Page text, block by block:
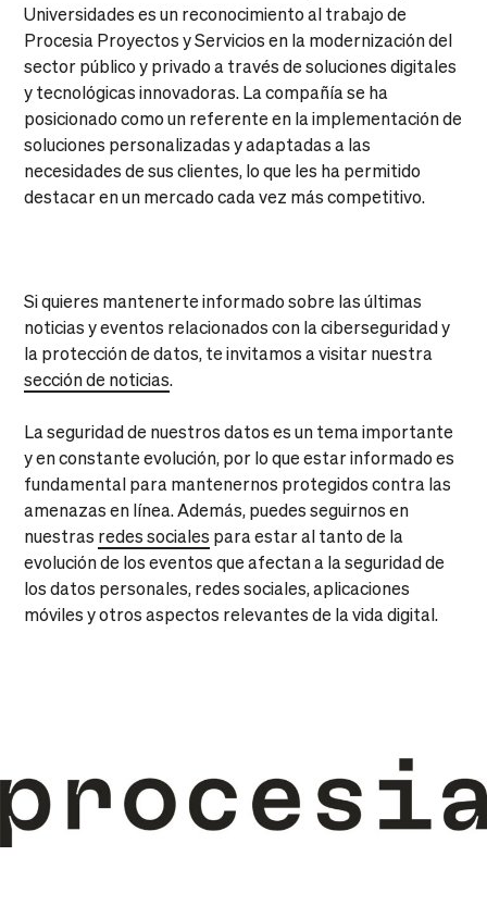
Universidades es un reconocimiento al trabajo de
Procesia Proyectos y Servicios en la modernización del
sector público y privado a través de soluciones digitales
y tecnológicas innovadoras. La compañía se ha
posicionado como un referente en la implementación de
soluciones personalizadas y adaptadas a las
necesidades de sus clientes, lo que les ha permitido
destacar en un mercado cada vez más competitivo.
Si quieres mantenerte informado sobre las últimas
noticias y eventos relacionados con la ciberseguridad y
la protección de datos, te invitamos a visitar nuestra
sección de noticias.
La seguridad de nuestros datos es un tema importante
y en constante evolución, por lo que estar informado es
fundamental para mantenernos protegidos contra las
amenazas en línea. Además, puedes seguirnos en
nuestras redes sociales para estar al tanto de la
evolución de los eventos que afectan a la seguridad de
los datos personales, redes sociales, aplicaciones
móviles y otros aspectos relevantes de la vida digital.